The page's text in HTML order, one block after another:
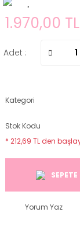
1.970,00 TL
Adet :
Kategori
Stok Kodu
* 212,69 TL den
SEPETE
Yorum Yaz